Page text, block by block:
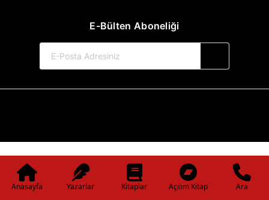
E-Bülten Aboneliği
Anasayfa Yazarlar Kitaplar Açılım Kitap Ara